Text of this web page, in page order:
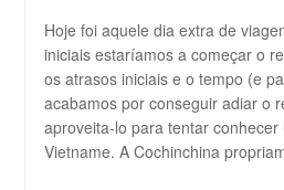
Hoje foi aquele dia extra de
iniciais estaríamos a começar o
os atrasos iniciais e o tempo (e
acabamos por conseguir adiar o
aproveita-lo para tentar
Vietname. A Cochinchina